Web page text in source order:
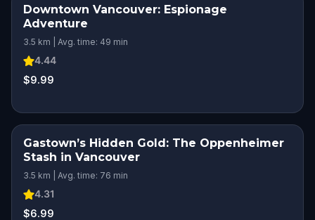
Downtown Vancouver: Espionage
Adventure
3.5 km | Avg. time: 49 min
4.44
$9.99
Gastown’s Hidden Gold: The Oppenheimer
Stash in Vancouver
3.5 km | Avg. time: 76 min
4.31
$6.99